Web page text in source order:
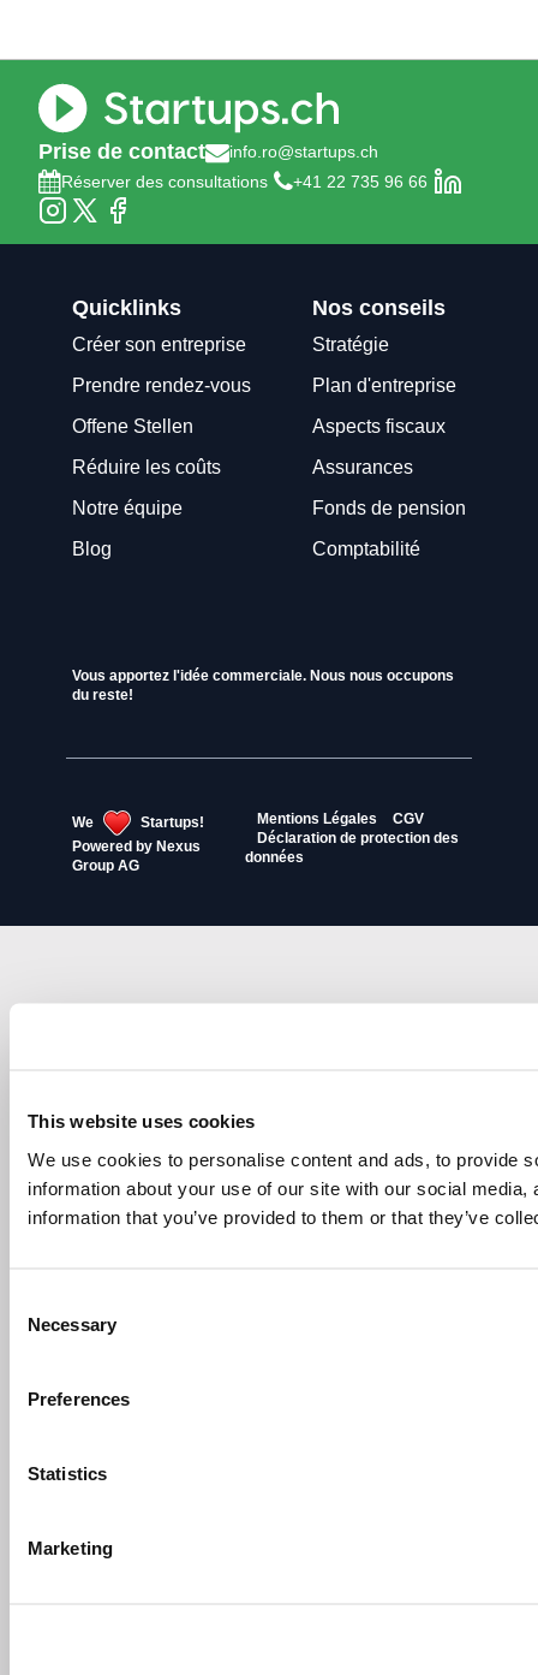
This website uses cookies
We use cookies to personalise content and ads, to provide
information about your use of our site with our social
information that you’ve provided to them or that they’ve
Selection
Necessary
Preferences
Statistics
Marketing
Prise de contact
info.ro@startups.ch
Réserver des consultations
+41 22 735 96 66
Quicklinks
Créer son entreprise
Prendre rendez-vous
Offene Stellen
Réduire les coûts
Notre équipe
Blog
Nos conseils
Stratégie
Plan d'entreprise
Aspects fiscaux
Assurances
Fonds de pension
Comptabilité
Vous apportez l'idée commerciale. Nous nous occupons
du reste!
We
Startups!
Powered by Nexus
Group AG
Mentions Légales
CGV
Déclaration de protection des
données